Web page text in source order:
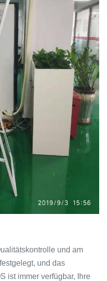
und am
und das
ist immer verfügbar, Ihre